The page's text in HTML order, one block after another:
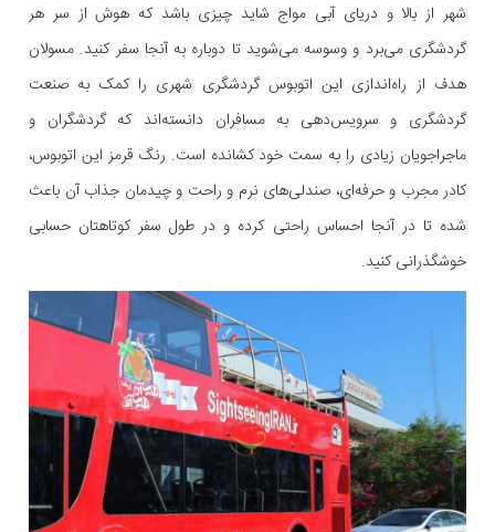
شهر از بالا و دریای آبی مواج شاید چیزی باشد که هوش از سر هر
گردشگری می‌برد و وسوسه می‌شوید تا دوباره به آنجا سفر کنید. مسولان
هدف از راه‌اندازی این اتوبوس گردشگری شهری را کمک به صنعت
گردشگری و سرویس‌دهی به مسافران دانسته‌اند که گردشگران و
ماجراجویان زیادی را به سمت خود کشانده است. رنگ قرمز این اتوبوس،
کادر مجرب و حرفه‌ای، صندلی‌های نرم و راحت و چیدمان جذاب آن باعث
شده تا در آنجا احساس راحتی کرده و در طول سفر کوتاهتان حسابی
خوشگذرانی کنید.